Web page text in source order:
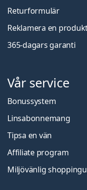
Returformulär
Reklamera en
365-dagars garanti
Vår service
Bonussystem
Linsabonnemang
Tipsa en vän
Affiliate program
Miljövänlig